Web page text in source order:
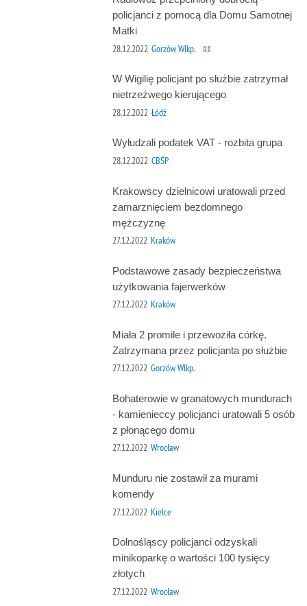
policjanci z pomocą dla Domu Samotnej
Matki
28.12.2022 Gorzów Wlkp.
W Wigilię policjant po służbie zatrzymał
nietrzeźwego kierującego
28.12.2022 Łódź
Wyłudzali podatek VAT - rozbita grupa
28.12.2022 CBŚP
Krakowscy dzielnicowi uratowali przed
zamarznięciem bezdomnego
mężczyznę
27.12.2022 Kraków
Podstawowe zasady bezpieczeństwa
użytkowania fajerwerków
27.12.2022 Kraków
Miała 2 promile i przewoziła córkę.
Zatrzymana przez policjanta po służbie
27.12.2022 Gorzów Wlkp.
Bohaterowie w granatowych mundurach
- kamienieccy policjanci uratowali 5 osób
z płonącego domu
27.12.2022 Wrocław
Munduru nie zostawił za murami
komendy
27.12.2022 Kielce
Dolnośląscy policjanci odzyskali
minikoparkę o wartości 100 tysięcy
złotych
27.12.2022 Wrocław